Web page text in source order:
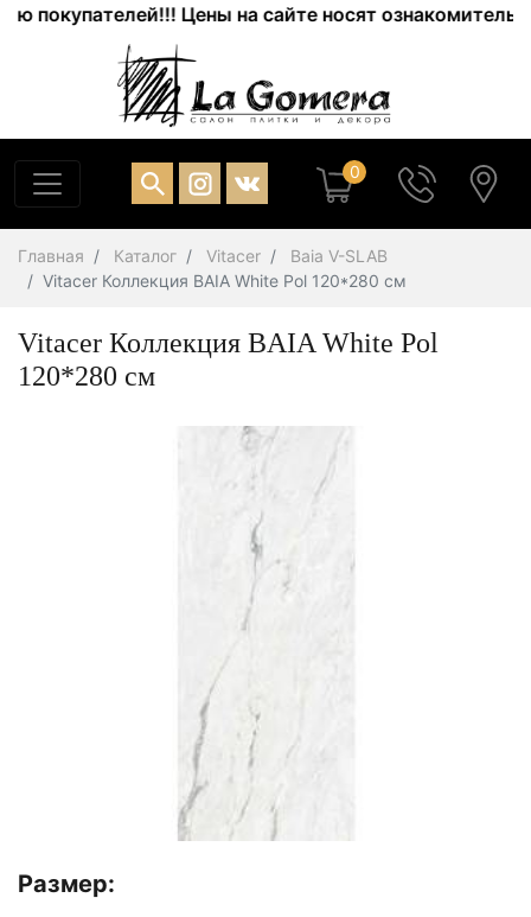
Цены на сайте носят ознакомительный
0
Главная Каталог Vitacer
Baia V-SLAB
Vitacer Коллекция BAIA White Pol 120*280 см
Vitacer Коллекция BAIA White Pol
120*280 см
Размер: